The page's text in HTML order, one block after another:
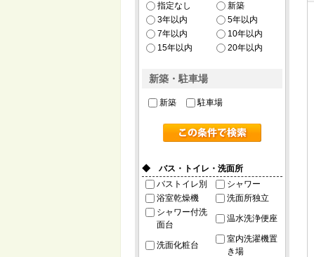
指定なし
新築
3年以内
5年以内
7年以内
10年以内
15年以内
20年以内
新築・駐車場
新築 駐車場
◆ バス・トイレ・洗面所
バストイレ別
シャワー
浴室乾燥機
洗面所独立
シャワー付洗
面台
温水洗浄便座
洗面化粧台
室内洗濯機置
き場